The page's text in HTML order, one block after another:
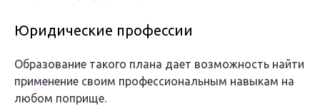
Юридические профессии
Образование такого плана дает возможность найти
применение своим профессиональным навыкам на
любом поприще.